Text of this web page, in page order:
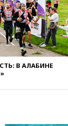
направят 6,8 млрд
16:16The Guardian:
США создали
собак
В АЛАБИНЕ